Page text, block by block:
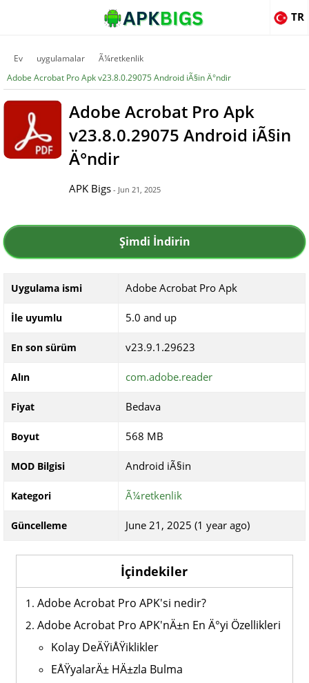
TR
Ev uygulamalar
Ã¼retkenlik
Adobe Acrobat Pro Apk v23.8.0.29075 Android iÃ§in Ä°ndir
Adobe Acrobat Pro Apk
v23.8.0.29075 Android iÃ§in
Ä°ndir
APK Bigs - Jun 21, 2025
Şimdi İndirin
Uygulama ismi Adobe Acrobat Pro Apk
İle uyumlu 5.0 and up
En son sürüm v23.9.1.29623
Alın com.adobe.reader
Fiyat Bedava
Boyut 568 MB
MOD Bilgisi Android iÃ§in
Kategori Ã¼retkenlik
Güncelleme June 21, 2025 (1 year ago)
İçindekiler
Adobe Acrobat Pro APK'si nedir?
Adobe Acrobat Pro APK'nÄ±n En Ä°yi Özellikleri
Kolay DeÄŸiÅŸiklikler
EÅŸyalarÄ± HÄ±zla Bulma